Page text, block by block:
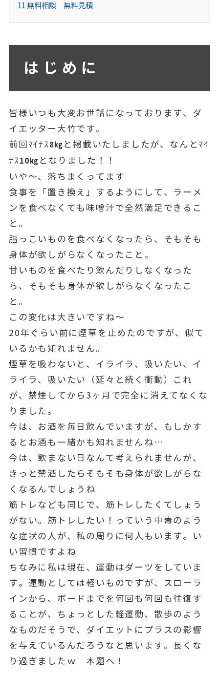
11 無料相談 無料見積
はじめに
皆様いつも大変お世話になっております、ダ
イエッター大竹です。
前回ﾏｲﾅｽ8㎏ と掲載いたしましたが、なんとﾏｲ
ﾅｽ10㎏ となりました！！
いや～、落ちまくってます
食事を「置き換え」するようにして、ラーメ
ンを食べなくても味噌汁で全然満足できるこ
と。
脂っこいものを食べなくなったら、そもそも
身体が欲しがらなくなったこと。
甘いものを食べたり飲んだりしなくなった
ら、そもそも身体が欲しがらなくなったこ
と。
この変化は大きいですね～
20年ぐらい前に煙草を止めたのですが、似て
いるかも知れません。
煙草を吸わないと、イライラ、吸いたい、イ
ライラ、吸いたい（延々と続く衝動）これ
が、禁煙してから3ヶ月で完全に消えてなくな
りました。
今は、お酒を毎日飲んでいますが、もしかす
るとお酒も一緒かも知れませんね…
今は、飲まない日なんて考えられませんが、
きっと禁酒したらそもそも身体が欲しがらな
くなるんでしょうね
筋トレなども同じで、筋トレしたくてしょう
がない。筋トレしたい！っていう中毒のよう
な症状の人が、私の周りに何人もいます。い
い習慣ですよね
ちなみに私は現在、運動はダーツをしていま
す。運動としては軽いものですが、スローラ
インから、ボードまでを何回も何回も往復す
ることが、ちょっとした軽運動、散歩のよう
なものだそうで、ダイエットにプラスの影響
を与えているんだろうなと思います。長くな
り過ぎましたｗ 本題へ！